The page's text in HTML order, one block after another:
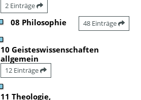
2 Einträge
08 Philosophie 48 Einträge
10 Geisteswissenschaften
allgemein
12 Einträge
11 Theologie,